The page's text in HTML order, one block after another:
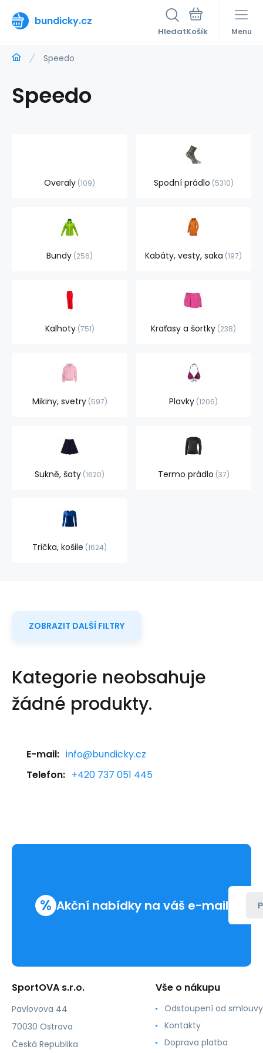
bundicky.cz
Hledat Menu
Speedo
Speedo
Overaly 109 Spodní prádlo 5310
Bundy 256 Kabáty, vesty, saka 197
Kalhoty 751 Kraťasy a šortky 238
Mikiny, svetry 597 Plavky 1206
Sukně, šaty 1620 Termo prádlo 37
Trička, košile 1624
ZOBRAZIT DALŠÍ FILTRY
Kategorie neobsahuje
žádné produkty.
E-mail: info@bundicky.cz
Telefon: +420 737 051 445
% Akční nabídky na váš e-mail
SportOVA s.r.o.
Pavlovova 44
70030 Ostrava
Česká Republika
Vše o nákupu
Odstoupení od smlouvy
Kontakty
Doprava platba